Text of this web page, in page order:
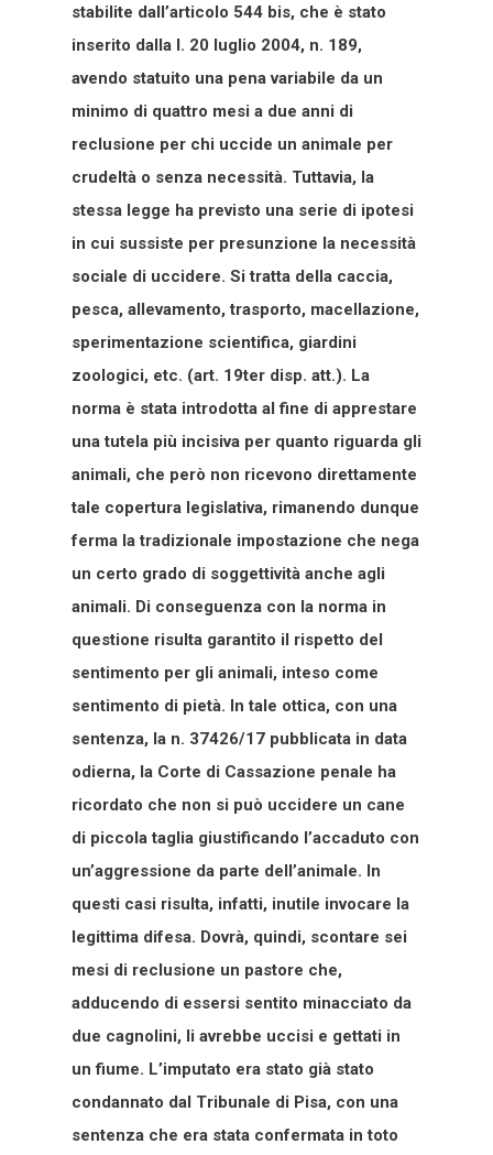
stabilite dall’articolo 544 bis, che è stato
inserito dalla l. 20 luglio 2004, n. 189,
avendo statuito una pena variabile da un
minimo di quattro mesi a due anni di
reclusione per chi uccide un animale per
crudeltà o senza necessità. Tuttavia, la
stessa legge ha previsto una serie di ipotesi
in cui sussiste per presunzione la necessità
sociale di uccidere. Si tratta della caccia,
pesca, allevamento, trasporto, macellazione,
sperimentazione scientifica, giardini
zoologici, etc. (art. 19ter disp. att.). La
norma è stata introdotta al fine di apprestare
una tutela più incisiva per quanto riguarda gli
animali, che però non ricevono direttamente
tale copertura legislativa, rimanendo dunque
ferma la tradizionale impostazione che nega
un certo grado di soggettività anche agli
animali. Di conseguenza con la norma in
questione risulta garantito il rispetto del
sentimento per gli animali, inteso come
sentimento di pietà. In tale ottica, con una
sentenza, la n. 37426/17 pubblicata in data
odierna, la Corte di Cassazione penale ha
ricordato che non si può uccidere un cane
di piccola taglia giustificando l’accaduto con
un’aggressione da parte dell’animale. In
questi casi risulta, infatti, inutile invocare la
legittima difesa. Dovrà, quindi, scontare sei
mesi di reclusione un pastore che,
adducendo di essersi sentito minacciato da
due cagnolini, li avrebbe uccisi e gettati in
un fiume. L’imputato era stato già stato
condannato dal Tribunale di Pisa, con una
sentenza che era stata confermata in toto